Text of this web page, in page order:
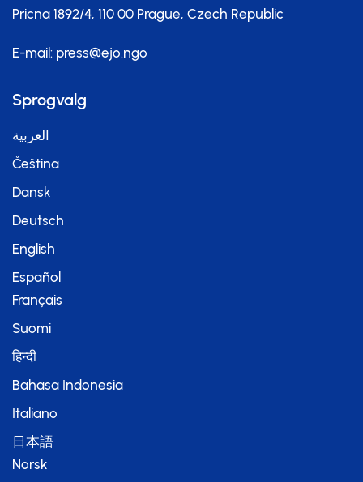
Pricna 1892/4, 110 00 Prague, Czech Republic
E-mail: press@ejo.ngo
Sprogvalg
العربية
Čeština
Dansk
Deutsch
English
Español
Français
Suomi
हिन्दी
Bahasa Indonesia
Italiano
日本語
Norsk